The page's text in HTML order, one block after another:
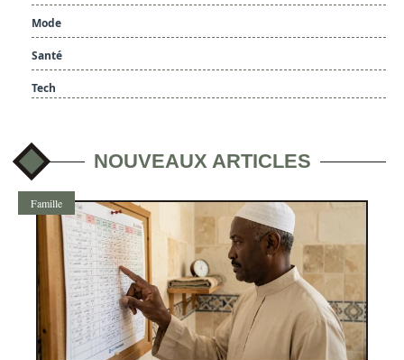
Mode
Santé
Tech
NOUVEAUX ARTICLES
Famille